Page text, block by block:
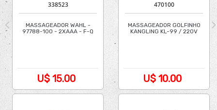
338523
MASSAGEADOR WAHL -
97788-100 - 2XAAA - F-Q
U$ 15.00
470100
MASSAGEADOR GOLFINHO
KANGLING KL-99 / 220V
U$ 10.00